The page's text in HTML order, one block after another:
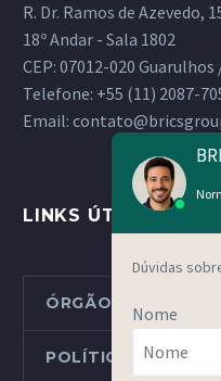
R. Dr. Ramos de Azevedo,
18º Andar - Sala 1802
CEP: 07012-020 Guarulhos
Telefone: +55 (11) 2087-
Email:
LINKS ÚTEIS
ÓRGÃOS
POLÍTICAS E
Dúvidas
Nome